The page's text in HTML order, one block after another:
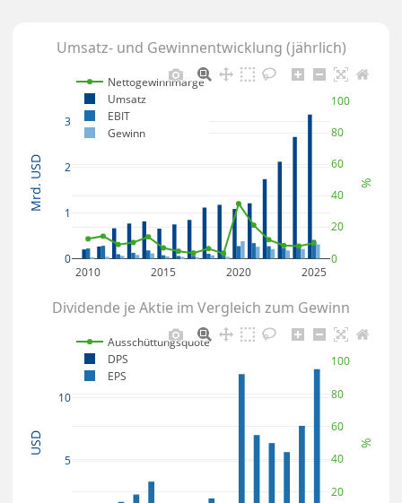
Umsatz- und Gewinnentwicklung (jährlich)
2010 2015 2020 2025
0
1
2
3
0
20
40
60
80
100
Nettogewinnmarge
Umsatz
EBIT
Gewinn
Mrd. USD %
Dividende je Aktie im Vergleich zum Gewinn
5
10
20
40
60
80
100
Ausschüttungsquote
DPS
EPS
USD %